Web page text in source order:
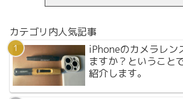
カテゴリ内人気記事
iPhoneのカメラレン
ますか？ということ
紹介します。